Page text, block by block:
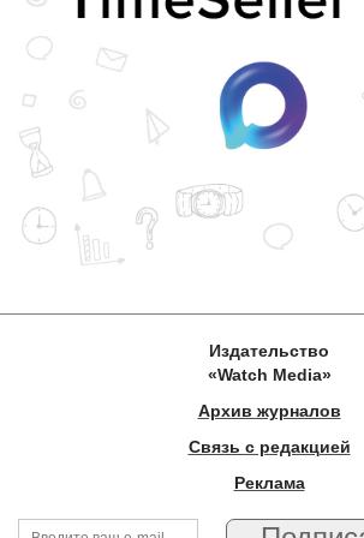
Издательство
«Watch Media»
Архив журналов
Связь с редакцией
Реклама